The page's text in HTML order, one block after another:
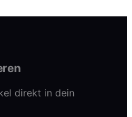
direkt in dein